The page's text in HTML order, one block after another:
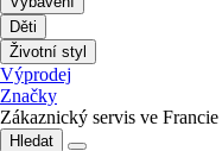
Děti
Životní styl
Výprodej
Značky
Zákaznický servis ve Francie
Hledat